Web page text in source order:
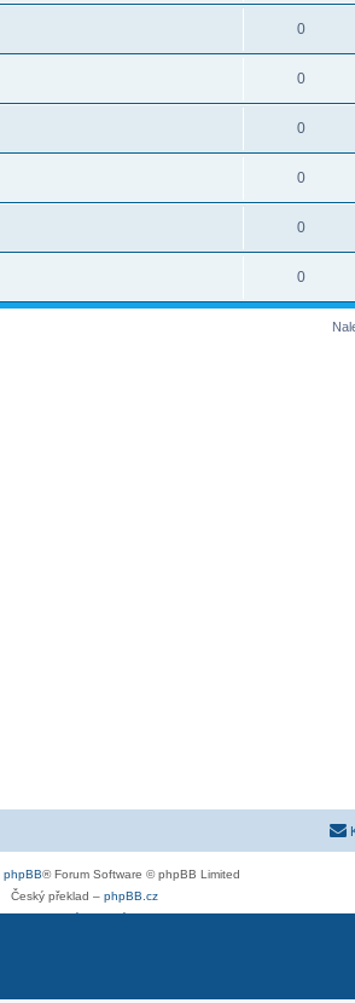
0
0
0
0
0
0
phpBB® Forum Software © phpBB Limited
Český překlad – phpBB.cz
Soukromí|Podmínky